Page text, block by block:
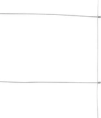
Stuoie di canne